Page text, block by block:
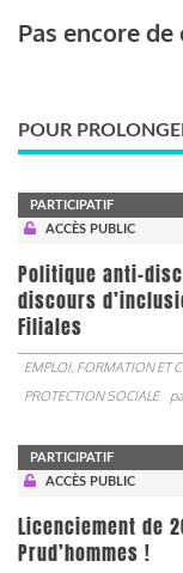
Pas encore
POUR
PARTICIPATIF
ACCÈS PUBLIC
Politique anti-
discours
Filiales
EMPLOI, FORMATION ET
PROTECTION SOCIALE
PARTICIPATIF
ACCÈS PUBLIC
Licenciement de
Prud’hommes !